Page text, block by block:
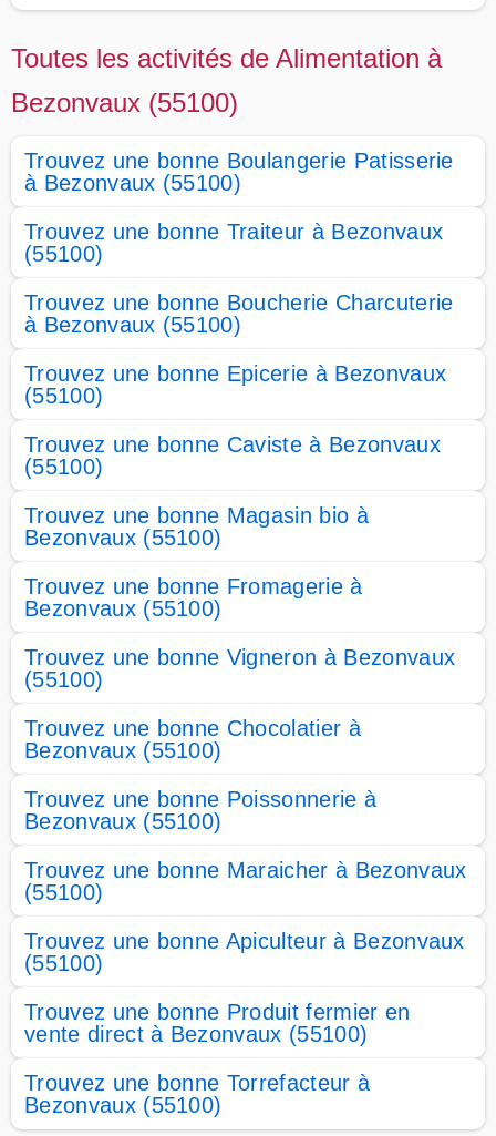
Toutes les activités de Alimentation à
Bezonvaux (55100)
Trouvez une bonne Boulangerie Patisserie
à Bezonvaux (55100)
Trouvez une bonne Traiteur à Bezonvaux
(55100)
Trouvez une bonne Boucherie Charcuterie
à Bezonvaux (55100)
Trouvez une bonne Epicerie à Bezonvaux
(55100)
Trouvez une bonne Caviste à Bezonvaux
(55100)
Trouvez une bonne Magasin bio à
Bezonvaux (55100)
Trouvez une bonne Fromagerie à
Bezonvaux (55100)
Trouvez une bonne Vigneron à Bezonvaux
(55100)
Trouvez une bonne Chocolatier à
Bezonvaux (55100)
Trouvez une bonne Poissonnerie à
Bezonvaux (55100)
Trouvez une bonne Maraicher à Bezonvaux
(55100)
Trouvez une bonne Apiculteur à Bezonvaux
(55100)
Trouvez une bonne Produit fermier en
vente direct à Bezonvaux (55100)
Trouvez une bonne Torrefacteur à
Bezonvaux (55100)